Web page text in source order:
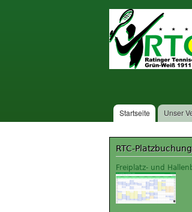
Hauptmenü
Startseite Unser
RTC-
Freiplatz- und